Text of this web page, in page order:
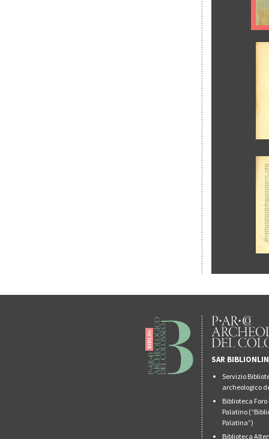
SAR
Servizio
archeologico
Biblioteca
Palatino
Palatina”)
Biblioteca